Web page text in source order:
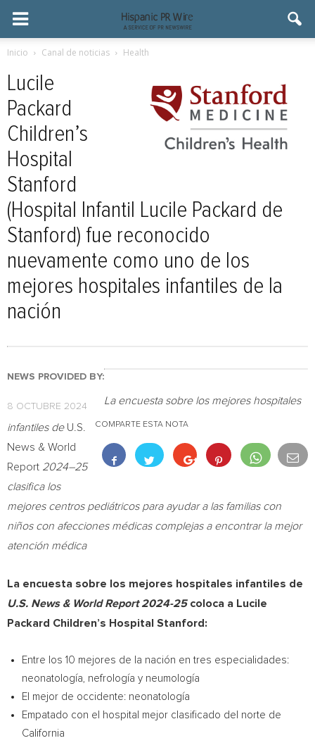
Inicio Canal de noticias Health
Lucile
Packard
Children’s
Hospital
Stanford
(Hospital Infantil Lucile Packard de
Stanford) fue reconocido
nuevamente como uno de los
mejores hospitales infantiles de la
nación
NEWS PROVIDED BY:
8 OCTUBRE 2024
COMPARTE ESTA NOTA
La encuesta sobre los mejores hospitales
infantiles de U.S.
News & World
Report 2024–25
clasifica los
mejores centros pediátricos para ayudar a las familias con
niños con afecciones médicas complejas a encontrar la mejor
atención médica
La encuesta sobre los mejores hospitales infantiles de
U.S. News & World Report 2024-25 coloca a Lucile
Packard Children’s Hospital Stanford:
Entre los 10 mejores de la nación en tres especialidades:
neonatología, nefrología y neumología
El mejor de occidente: neonatología
Empatado con el hospital mejor clasificado del norte de
California